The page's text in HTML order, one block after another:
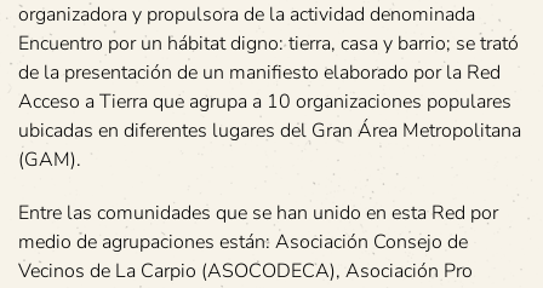
organizadora y propulsora de la actividad denominada
Encuentro por un hábitat digno: tierra, casa y barrio; se trató
de la presentación de un manifiesto elaborado por la Red
Acceso a Tierra que agrupa a 10 organizaciones populares
ubicadas en diferentes lugares del Gran Área Metropolitana
(GAM).
Entre las comunidades que se han unido en esta Red por
medio de agrupaciones están: Asociación Consejo de
Vecinos de La Carpio (ASOCODECA), Asociación Pro